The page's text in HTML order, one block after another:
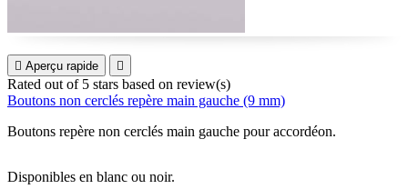
 Aperçu rapide 
Rated out of 5 stars based on review(s)
Boutons non cerclés repère main gauche (9 mm)
Boutons repère non cerclés main gauche pour accordéon.
Disponibles en blanc ou noir.